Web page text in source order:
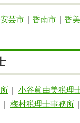
安芸市 香南市 香
小谷眞由美税理
梅村税理士事務所